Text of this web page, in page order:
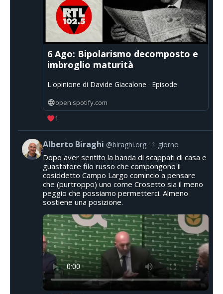
6 Ago: Bipolarismo decomposto e
imbroglio maturità
L'opinione di Davide Giacalone · Episode
open.spotify.com
1
Alberto Biraghi @biraghi.org 1 giorno
Dopo aver sentito la banda di scappati di casa e
guastatore filo russo che compongono il
cosiddetto Campo Largo comincio a pensare
che (purtroppo) uno come Crosetto sia il meno
peggio che possiamo permetterci. Almeno
sostiene una posizione.